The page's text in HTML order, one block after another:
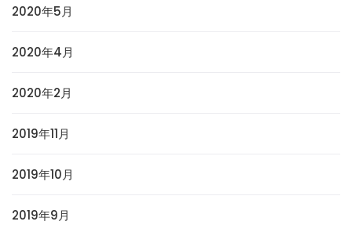
2020年5月
2020年4月
2020年2月
2019年11月
2019年10月
2019年9月